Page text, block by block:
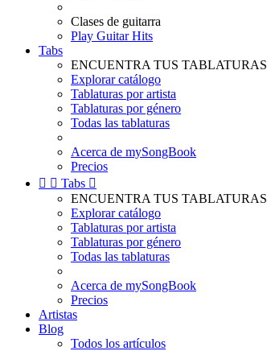
Clases de guitarra
Play Guitar Hits
Tabs
ENCUENTRA TUS TABLATURAS
Explorar catálogo
Tablaturas por artista
Tablaturas por género
Todas las tablaturas
Acerca de mySongBook
Precios
  Tabs 
ENCUENTRA TUS TABLATURAS
Explorar catálogo
Tablaturas por artista
Tablaturas por género
Todas las tablaturas
Acerca de mySongBook
Precios
Artistas
Blog
Todos los artículos